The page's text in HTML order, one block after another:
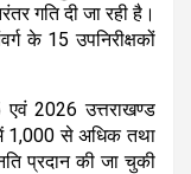
गति दी जा रही है।
के 15 उपनिरीक्षकों
एवं 2026 उत्तराखण्ड
1,000 से अधिक तथा
प्रदान की जा चुकी